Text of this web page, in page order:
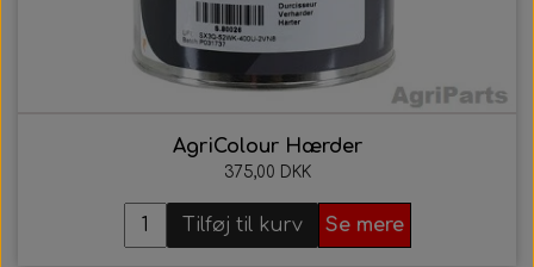
AgriColour Hærder
375,00 DKK
Tilføj til kurv Se mere